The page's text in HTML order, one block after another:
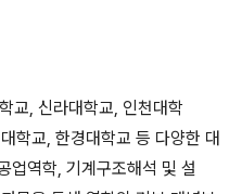
교, 신라대학교, 인천대학
학교, 한경대학교 등 다양한 대
업역학, 기계구조해석 및 설